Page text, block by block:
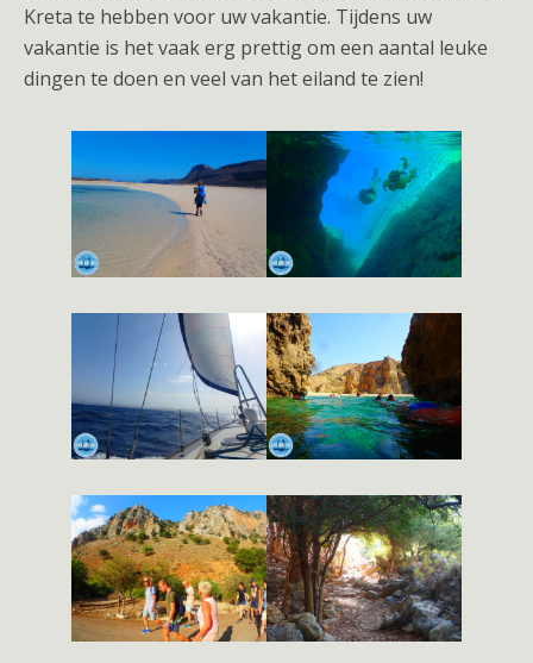
Kreta te hebben voor uw vakantie. Tijdens uw
vakantie is het vaak erg prettig om een aantal leuke
dingen te doen en veel van het eiland te zien!